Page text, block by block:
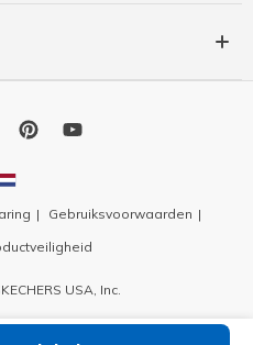
Gebruiksvoorwaarden
USA, Inc.